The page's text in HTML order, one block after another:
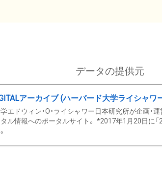
データの提供元
アーカイブ (ハーバード大学ライシャワ
エドウィン・O・ライシャワー日本研究所が企画・
ル情報へのポータルサイト。 *2017年1月20日に